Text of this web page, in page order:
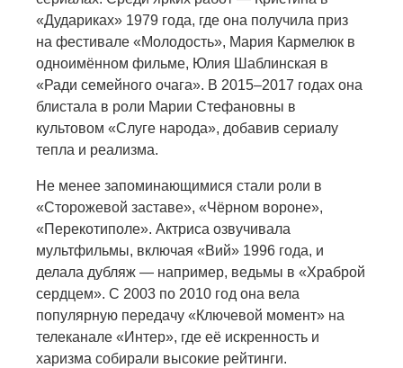
«Дудариках» 1979 года, где она получила приз
на фестивале «Молодость», Мария Кармелюк в
одноимённом фильме, Юлия Шаблинская в
«Ради семейного очага». В 2015–2017 годах она
блистала в роли Марии Стефановны в
культовом «Слуге народа», добавив сериалу
тепла и реализма.
Не менее запоминающимися стали роли в
«Сторожевой заставе», «Чёрном вороне»,
«Перекотиполе». Актриса озвучивала
мультфильмы, включая «Вий» 1996 года, и
делала дубляж — например, ведьмы в «Храброй
сердцем». С 2003 по 2010 год она вела
популярную передачу «Ключевой момент» на
телеканале «Интер», где её искренность и
харизма собирали высокие рейтинги.